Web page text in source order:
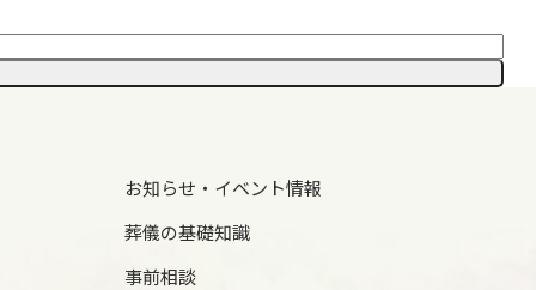
お知らせ・イベント情報
葬儀の基礎知識
事前相談